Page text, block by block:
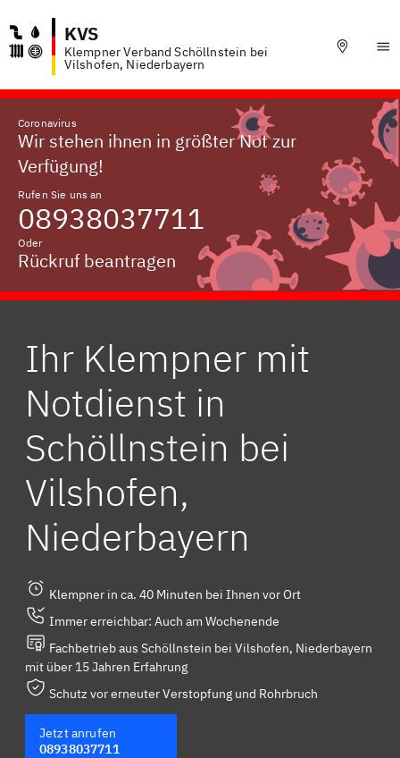
KVS
Klempner Verband Schöllnstein bei
Vilshofen, Niederbayern
Coronavirus
Wir stehen ihnen in größter Not zur
Verfügung!
Rufen Sie uns an
08938037711
Oder
Rückruf beantragen
Ihr Klempner mit
Notdienst in
Schöllnstein bei
Vilshofen,
Niederbayern
Klempner in ca. 40 Minuten bei Ihnen vor Ort
Immer erreichbar: Auch am Wochenende
Fachbetrieb aus Schöllnstein bei Vilshofen, Niederbayern
mit über 15 Jahren Erfahrung
Schutz vor erneuter Verstopfung und Rohrbruch
Jetzt anrufen
08938037711